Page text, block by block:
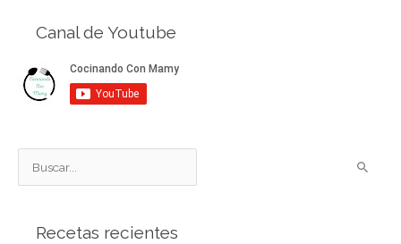
Canal de Youtube
u
Recetas recientes